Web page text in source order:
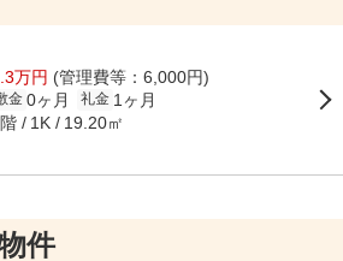
万円 (管理費等：6,000円)
金 0ヶ月 礼金 1ヶ月
1K 19.20㎡
件